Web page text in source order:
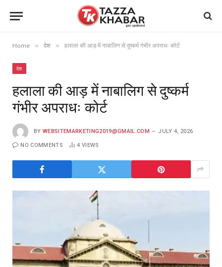
Home » देश » हलाला की आड़ में नाबालिग से दुष्कर्म गंभीर अपराधः कोर्ट
देश
हलाला की आड़ में नाबालिग से दुष्कर्म
गंभीर अपराधः कोर्ट
BY WEBSITEMARKETING2019@GMAIL.COM JULY 4, 2026
NO COMMENTS 4 VIEWS